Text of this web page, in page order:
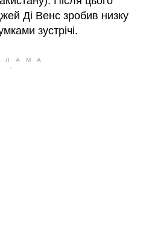
Ді Венс зробив низку
зустрічі.